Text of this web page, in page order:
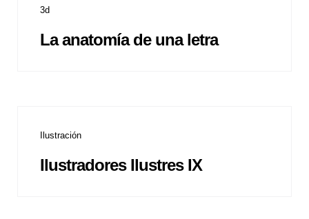
3d
La anatomía de una letra
Ilustración
Ilustradores Ilustres IX